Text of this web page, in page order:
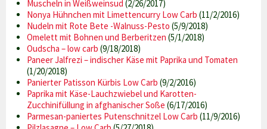
Muscheln in Weißweinsud (2/26/2017)
Nonya Hühnchen mit Limettencurry Low Carb (11/2/2016)
Nudeln mit Rote Bete -Walnuss-Pesto (5/9/2018)
Omelett mit Bohnen und Berberitzen (5/1/2018)
Oudscha – low carb (9/18/2018)
Paneer Jalfrezi – indischer Käse mit Paprika und Tomaten
(1/20/2018)
Panierter Patisson Kürbis Low Carb (9/2/2016)
Paprika mit Käse-Lauchzwiebel und Karotten-
Zucchinifüllung in afghanischer Soße (6/17/2016)
Parmesan-paniertes Putenschnitzel Low Carb (11/9/2016)